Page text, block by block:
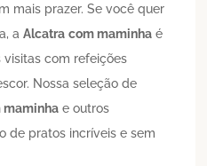
mais prazer. Se você quer
aAlcatra com maminha é
visitas com refeições
Nossa seleção de
maminha e outros
de pratos incríveis e sem